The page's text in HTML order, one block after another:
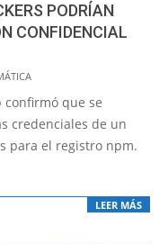
PODRÍAN
CONFIDENCIAL
que se
credenciales de un
para el registro npm.
LEER MÁS